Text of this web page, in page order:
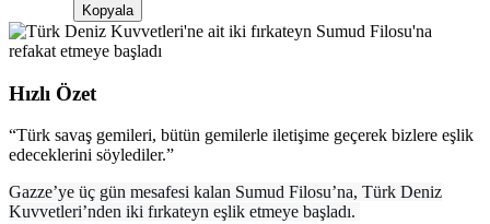
Kopyala
Hızlı Özet
“Türk savaş gemileri, bütün gemilerle iletişime geçerek bizlere eşlik
edeceklerini söylediler.”
Gazze’ye üç gün mesafesi kalan Sumud Filosu’na, Türk Deniz
Kuvvetleri’nden iki fırkateyn eşlik etmeye başladı.